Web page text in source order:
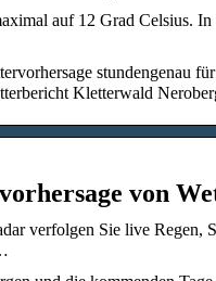
auf 12 Grad Celsius.
stundengenau
Kletterwald
von
verfolgen Sie live Regen,